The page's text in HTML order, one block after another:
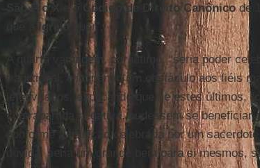
São Pio X
e o Código de Direito Canônicode
que a
Igreja quer”.
A quarta vantagem, por último, “seria poder
tradicional, eliminando um obstáculo aos fiéis
lefebvrianos, explicando que se estes últimos,
contrapartida negativa, pudessem se beneficiar
conforme à tradição celebrada por um
dúvida, seria um grande bem para si mesmos,